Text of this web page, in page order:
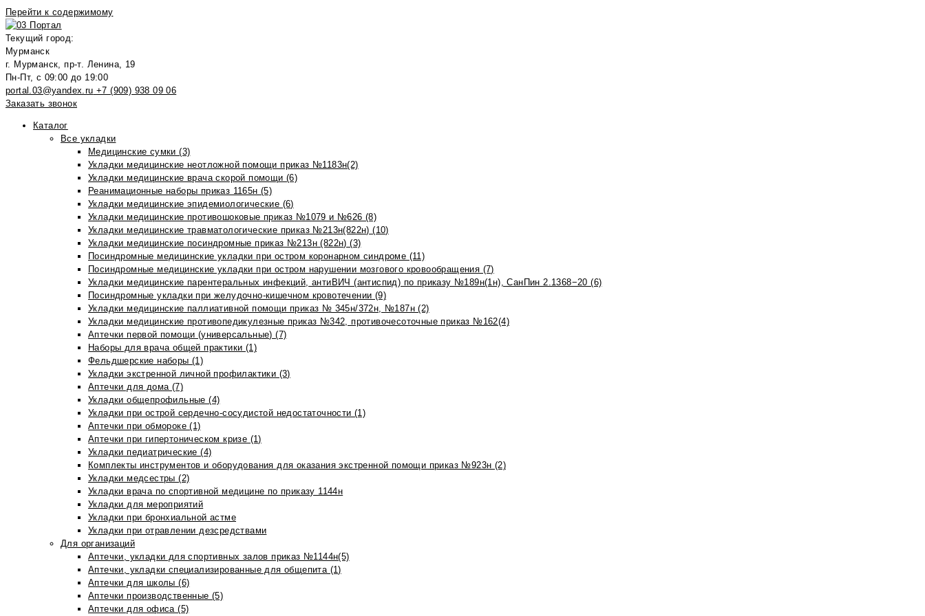
Перейти к содержимому
Текущий город:
Мурманск
г. Мурманск, пр-т. Ленина, 19
Пн-Пт, с 09:00 до 19:00
portal.03@yandex.ru +7 (909) 938 09 06
Заказать звонок
Каталог
Все укладки
Медицинские сумки (3)
Укладки медицинские неотложной помощи приказ №1183н(2)
Укладки медицинские врача скорой помощи (6)
Реанимационные наборы приказ 1165н (5)
Укладки медицинские эпидемиологические (6)
Укладки медицинские противошоковые приказ №1079 и №626 (8)
Укладки медицинские травматологические приказ №213н(822н) (10)
Укладки медицинские посиндромные приказ №213н (822н) (3)
Посиндромные медицинские укладки при остром коронарном синдроме (11)
Посиндромные медицинские укладки при остром нарушении мозгового кровообращения (7)
Укладки медицинские парентеральных инфекций, антиВИЧ (антиспид) по приказу №189н(1н), СанПин 2.1368−20 (6)
Посиндромные укладки при желудочно-кишечном кровотечении (9)
Укладки медицинские паллиативной помощи приказ № 345н/372н, №187н (2)
Укладки медицинские противопедикулезные приказ №342, противочесоточные приказ №162(4)
Аптечки первой помощи (универсальные) (7)
Наборы для врача общей практики (1)
Фельдшерские наборы (1)
Укладки экстренной личной профилактики (3)
Аптечки для дома (7)
Укладки общепрофильные (4)
Укладки при острой сердечно-сосудистой недостаточности (1)
Аптечки при обмороке (1)
Аптечки при гипертоническом кризе (1)
Укладки педиатрические (4)
Комплекты инструментов и оборудования для оказания экстренной помощи приказ №923н (2)
Укладки медсестры (2)
Укладки врача по спортивной медицине по приказу 1144н
Укладки для мероприятий
Укладки при бронхиальной астме
Укладки при отравлении дезсредствами
Для организаций
Аптечки, укладки для спортивных залов приказ №1144н(5)
Аптечки, укладки специализированные для общепита (1)
Аптечки для школы (6)
Аптечки производственные (5)
Аптечки для офиса (5)